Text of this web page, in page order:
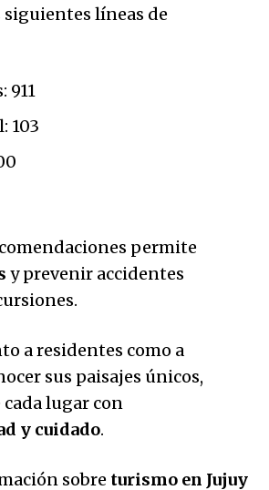
líneas de
911
103
permite
y prevenir accidentes
a residentes como a
sus paisajes únicos,
lugar con
y cuidado.
sobre turismo en Jujuy